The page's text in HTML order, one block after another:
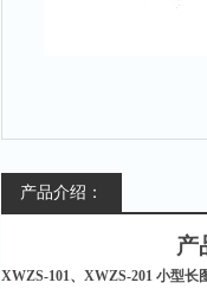
产品介绍：
产
XWZS-101、XWZS-201 小型长